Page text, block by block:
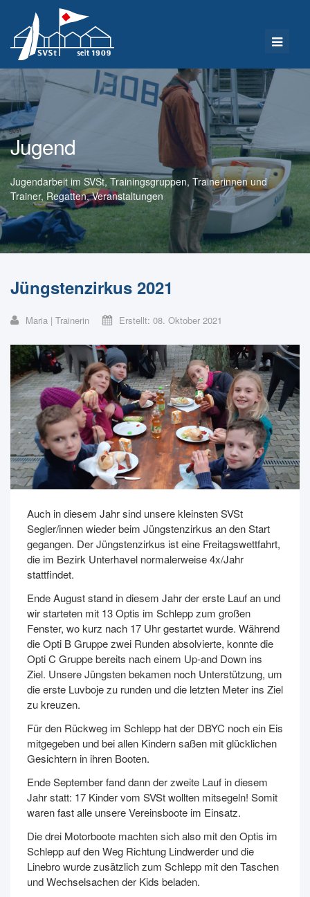
Jugend
Jugendarbeit im SVSt, Trainingsgruppen, Trainerinnen und
Trainer, Regatten, Veranstaltungen
Jüngstenzirkus 2021
Maria | Trainerin Erstellt: 08. Oktober 2021
Auch in diesem Jahr sind unsere kleinsten SVSt
Segler/innen wieder beim Jüngstenzirkus an den Start
gegangen. Der Jüngstenzirkus ist eine Freitagswettfahrt,
die im Bezirk Unterhavel normalerweise 4x/Jahr
stattfindet.
Ende August stand in diesem Jahr der erste Lauf an und
wir starteten mit 13 Optis im Schlepp zum großen
Fenster, wo kurz nach 17 Uhr gestartet wurde. Während
die Opti B Gruppe zwei Runden absolvierte, konnte die
Opti C Gruppe bereits nach einem Up-and Down ins
Ziel. Unsere Jüngsten bekamen noch Unterstützung, um
die erste Luvboje zu runden und die letzten Meter ins Ziel
zu kreuzen.
Für den Rückweg im Schlepp hat der DBYC noch ein Eis
mitgegeben und bei allen Kindern saßen mit glücklichen
Gesichtern in ihren Booten.
Ende September fand dann der zweite Lauf in diesem
Jahr statt: 17 Kinder vom SVSt wollten mitsegeln! Somit
waren fast alle unsere Vereinsboote im Einsatz.
Die drei Motorboote machten sich also mit den Optis im
Schlepp auf den Weg Richtung Lindwerder und die
Linebro wurde zusätzlich zum Schlepp mit den Taschen
und Wechselsachen der Kids beladen.